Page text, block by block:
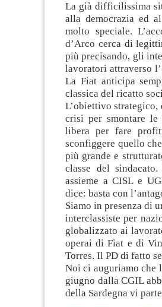
La già difficilissima
alla democrazia ed
molto speciale.
d’Arco cerca di
più precisando, gli
lavoratori attraverso
La Fiat anticipa
classica del ricatto
L’obiettivo
crisi per smontare le
libera per fare
sconfiggere quello
più grande e
classe del
assieme a CISL e
dice: basta con
Siamo in presenza di
interclassiste per
globalizzato ai
operai di Fiat e di
Torres. Il PD di fatto
Noi ci auguriamo che
giugno dalla CGIL
della Sardegna vi